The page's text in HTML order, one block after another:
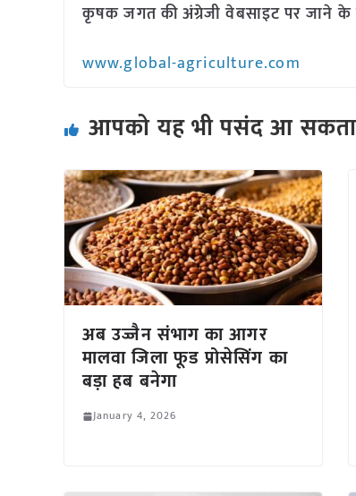
कृषक जगत की अंग्रेजी वेबसाइट पर जाने
www.global-agriculture.com
आपको यह भी पसंद आ
अब उज्जैन संभाग का आगर
मालवा जिला फूड प्रोसेसिंग का
बड़ा हब बनेगा
January 4, 2026